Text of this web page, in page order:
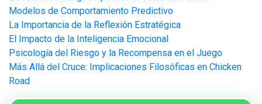
Modelos de Comportamiento Predictivo
La Importancia de la Reflexión Estratégica
El Impacto de la Inteligencia Emocional
Psicología del Riesgo y la Recompensa en el Juego
Más Allá del Cruce: Implicaciones Filosóficas en Chicken
Road